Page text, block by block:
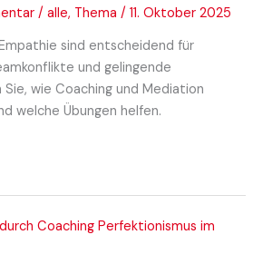
/alle, Thema /11. Oktober 2025
sind entscheidend für
und gelingende
Sie, wie Coaching und Mediation
welche Übungen helfen.